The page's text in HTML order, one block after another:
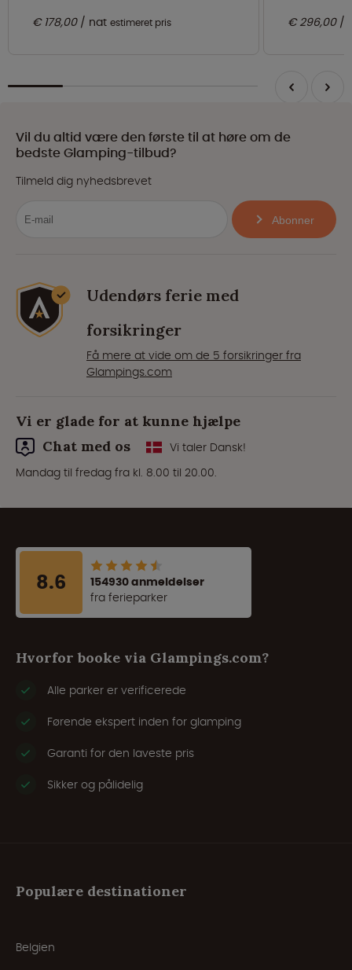
€ 178,00 nat estimeret pris € 296,00
Vil du altid være den første til at høre om de
bedste Glamping-tilbud?
Tilmeld dig nyhedsbrevet
Abonner
Udendørs ferie med
forsikringer
Få mere at vide om de 5 forsikringer fra
Glampings.com
Vi er glade for at kunne hjælpe
Chat med os
Vi taler Dansk!
Mandag til fredag fra kl. 8.00 til 20.00.
8.6
154930 anmeldelser
fra ferieparker
Hvorfor booke via Glampings.com?
Alle parker er verificerede
Førende ekspert inden for glamping
Garanti for den laveste pris
Sikker og pålidelig
Populære destinationer
Belgien